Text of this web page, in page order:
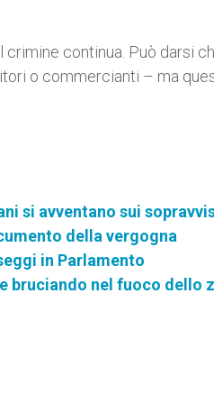
continua. Può darsi
o commercianti – ma
si avventano sui
della vergogna
in Parlamento
bruciando nel fuoco dello